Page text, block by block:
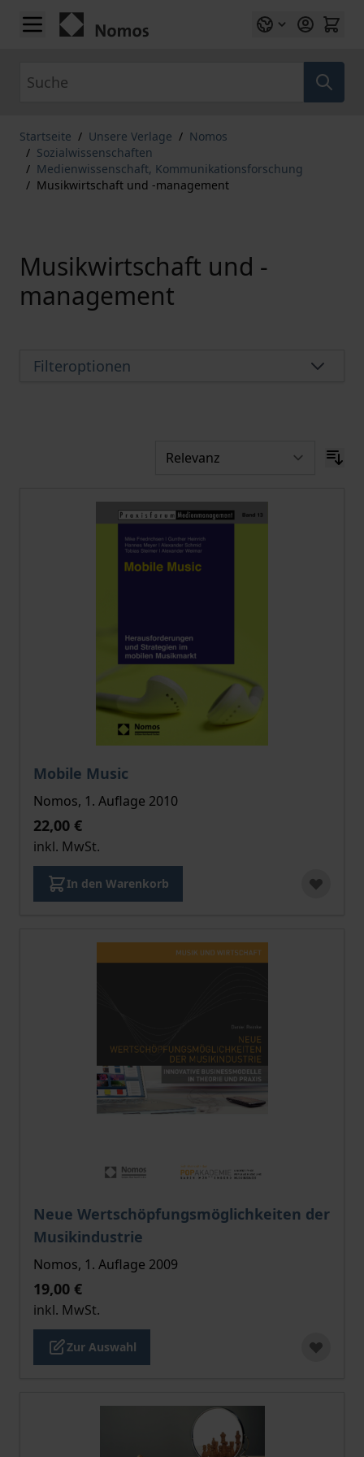
Zum Inhalt springen
Startseite / Unsere Verlage / Nomos
/ Sozialwissenschaften
/ Medienwissenschaft, Kommunikationsforschung
/ Musikwirtschaft und -management
Musikwirtschaft und -
management
Filteroptionen
Mobile Music
Der Preis dieses Titels richtet sich nach der
Nomos, 1. Auflage 2010
22,00 €
inkl. MwSt.
In den Warenkorb
Neue Wertschöpfungsmöglichkeiten der
Musikindustrie
Der Preis dieses Titels richtet sich nach der
Nomos, 1. Auflage 2009
19,00 €
inkl. MwSt.
Zur Auswahl